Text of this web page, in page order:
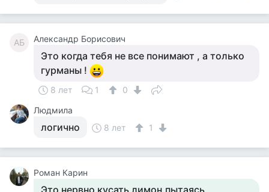
АБ Александр Борисович
Это когда тебя не все понимают , а только
гурманы !
8 лет 1
0
Людмила
логично 8 лет 1
Роман Карин
Это нервно кусать лимон,пытаясь